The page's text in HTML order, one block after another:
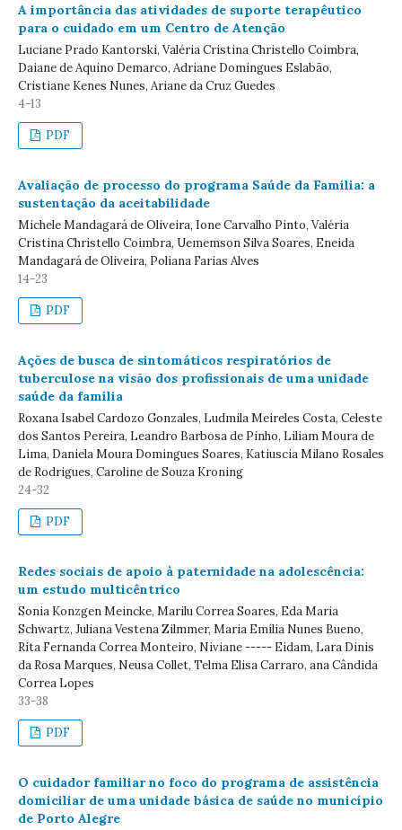
A importância das atividades de suporte terapêutico
para o cuidado em um Centro de Atenção
Luciane Prado Kantorski, Valéria Cristina Christello Coimbra,
Daiane de Aquino Demarco, Adriane Domingues Eslabão,
Cristiane Kenes Nunes, Ariane da Cruz Guedes
4-13
PDF
Avaliação de processo do programa Saúde da Família: a
sustentação da aceitabilidade
Michele Mandagará de Oliveira, Ione Carvalho Pinto, Valéria
Cristina Christello Coimbra, Uememson Silva Soares, Eneida
Mandagará de Oliveira, Poliana Farias Alves
14-23
PDF
Ações de busca de sintomáticos respiratórios de
tuberculose na visão dos profissionais de uma unidade
saúde da família
Roxana Isabel Cardozo Gonzales, Ludmila Meireles Costa, Celeste
dos Santos Pereira, Leandro Barbosa de Pinho, Liliam Moura de
Lima, Daniela Moura Domingues Soares, Katiuscia Milano Rosales
de Rodrigues, Caroline de Souza Kroning
24-32
PDF
Redes sociais de apoio à paternidade na adolescência:
um estudo multicêntrico
Sonia Konzgen Meincke, Marilu Correa Soares, Eda Maria
Schwartz, Juliana Vestena Zilmmer, Maria Emília Nunes Bueno,
Rita Fernanda Correa Monteiro, Niviane ----- Eidam, Lara Dinis
da Rosa Marques, Neusa Collet, Telma Elisa Carraro, ana Cândida
Correa Lopes
33-38
PDF
O cuidador familiar no foco do programa de assistência
domiciliar de uma unidade básica de saúde no município
de Porto Alegre